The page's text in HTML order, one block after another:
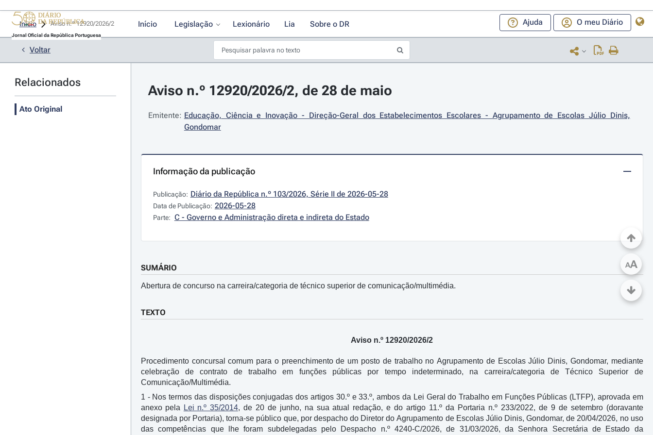
Jornal Oficial da República Portuguesa
Início Legislação Lexionário Lia Sobre o DR Ajuda O meu Diário
Início
Voltar
Relacionados
Ato Original
Aviso n.º 12920/2026/2, de 28 de maio
Emitente: Educação, Ciência e Inovação - Direção-Geral dos Estabelecimentos Escolares - Agrupamento de Escolas Júlio Dinis,
Gondomar
Informação da publicação
Publicação: Diário da República n.º 103/2026, Série II de 2026-05-28
Data de Publicação: 2026-05-28
Parte: C - Governo e Administração direta e indireta do Estado
SUMÁRIO
Abertura de concurso na carreira/categoria de técnico superior de comunicação/multimédia.
TEXTO
Aviso n.º 12920/2026/2
Procedimento concursal comum para o preenchimento de um posto de trabalho no Agrupamento de Escolas Júlio Dinis, Gondomar, mediante
celebração de contrato de trabalho em funções públicas por tempo indeterminado, na carreira/categoria de Técnico Superior de
Comunicação/Multimédia.
1 - Nos termos das disposições conjugadas dos artigos 30.º e 33.º, ambos da Lei Geral do Trabalho em Funções Públicas (LTFP), aprovada em
anexo pela
Lei n.º 35/2014, de 20 de junho, na sua atual redação, e do artigo 11.º da Portaria n.º 233/2022, de 9 de setembro (doravante
designada por Portaria), torna-se público que, por despacho do Diretor do Agrupamento de Escolas Júlio Dinis, Gondomar, de 20/04/2026, no uso
das competências que lhe foram subdelegadas pelo Despacho n.º 4240-C/2026, de 31/03/2026, da Senhora Secretária de Estado da
AA